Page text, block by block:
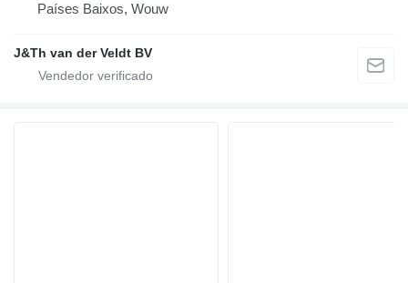
Países Baixos, Wouw
J&Th van der Veldt BV